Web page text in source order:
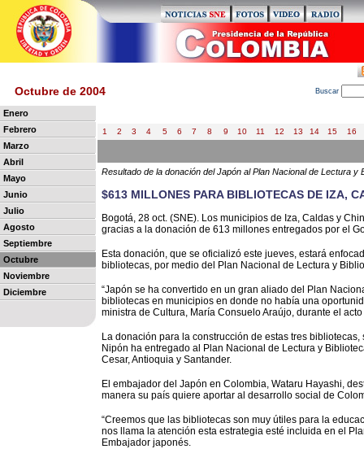
Octubre de 2004 Buscar
Enero
Febrero
Marzo
Abril
Mayo
Junio
Julio
Agosto
Septiembre
Octubre
Noviembre
Diciembre
1 2 3 4 5 6 7 8 9 10 11 12 13 14 15 16
Resultado de la donación del Japón al Plan Nacional de Lectura y
$613 MILLONES PARA BIBLIOTECAS DE IZA,
Bogotá, 28 oct. (SNE). Los municipios de Iza, Caldas y
gracias a la donación de 613 millones entregados por el
Esta donación, que se oficializó este jueves, estará
bibliotecas, por medio del Plan Nacional de Lectura y
“Japón se ha convertido en un gran aliado del Plan
bibliotecas en municipios en donde no había una
ministra de Cultura, María Consuelo Araújo, durante el
La donación para la construcción de estas tres
Nipón ha entregado al Plan Nacional de Lectura y
Cesar, Antioquia y Santander.
El embajador del Japón en Colombia, Wataru Hayashi,
manera su país quiere aportar al desarrollo social de
“Creemos que las bibliotecas son muy útiles para la
nos llama la atención esta estrategia esté incluida en el
Embajador japonés.